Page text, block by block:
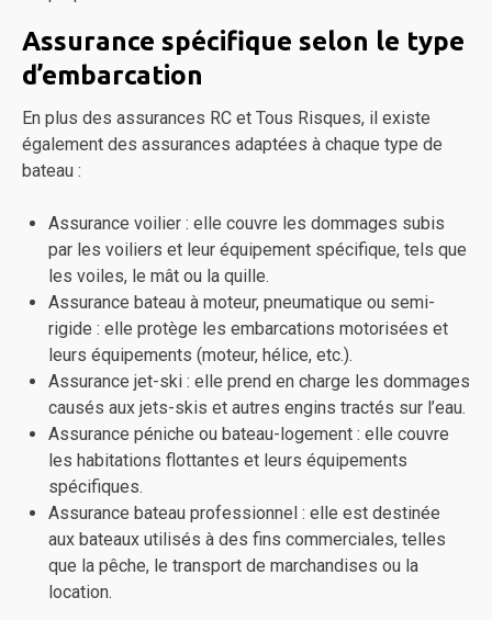
Assurance spécifique selon le type
d’embarcation
En plus des assurances RC et Tous Risques, il existe
également des assurances adaptées à chaque type de
bateau :
Assurance voilier : elle couvre les dommages subis
par les voiliers et leur équipement spécifique, tels que
les voiles, le mât ou la quille.
Assurance bateau à moteur, pneumatique ou semi-
rigide : elle protège les embarcations motorisées et
leurs équipements (moteur, hélice, etc.).
Assurance jet-ski : elle prend en charge les dommages
causés aux jets-skis et autres engins tractés sur l’eau.
Assurance péniche ou bateau-logement : elle couvre
les habitations flottantes et leurs équipements
spécifiques.
Assurance bateau professionnel : elle est destinée
aux bateaux utilisés à des fins commerciales, telles
que la pêche, le transport de marchandises ou la
location.